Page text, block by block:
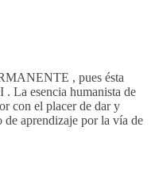
, pues ésta
La esencia humanista de
con el placer de dar y
aprendizaje por la vía de